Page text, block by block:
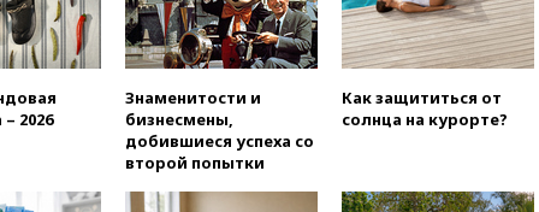
Сочи и Геленджика сняты
ограничения
помогут пострадавшему от
атак на склады Wildberries
бизнесу
Popcorn Books запросили
2026
Знаменитости и
бизнесмены,
добившиеся успеха со
второй попытки
Как защититься от
солнца на курорте?